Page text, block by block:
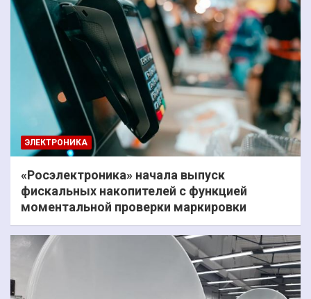
ЭЛЕКТРОНИКА
«Росэлектроника» начала выпуск
фискальных накопителей с функцией
моментальной проверки маркировки